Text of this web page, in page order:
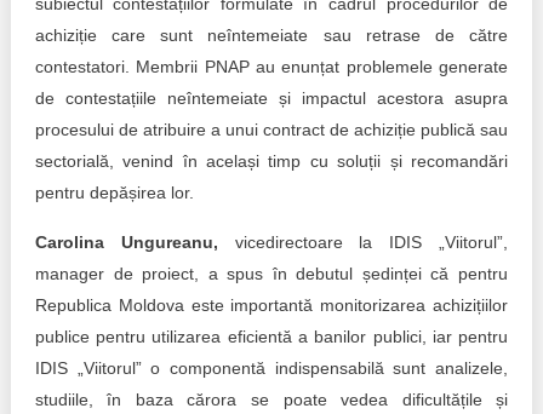
Transparența întreprinderilor de stat
Cele mai bune și cele mai proaste politici locale din
Democrația, independența și transparența instituțiilor
publice-cheie din Moldova
Achizițiile publice în vizorul societății civile
achiziție care sunt neîntemeiate sau retrase de către
contestatori. Membrii PNAP au enunțat problemele generate
de contestațiile neîntemeiate și impactul acestora asupra
procesului de atribuire a unui contract de achiziție publică sau
sectorială, venind în același timp cu soluții și recomandări
pentru depășirea lor.
Carolina Ungureanu, vicedirectoare la IDIS „Viitorul”,
manager de proiect, a spus în debutul ședinței că pentru
Republica Moldova este importantă monitorizarea achizițiilor
publice pentru utilizarea eficientă a banilor publici, iar pentru
IDIS „Viitorul” o componentă indispensabilă sunt analizele,
studiile, în baza cărora se poate vedea dificultățile și